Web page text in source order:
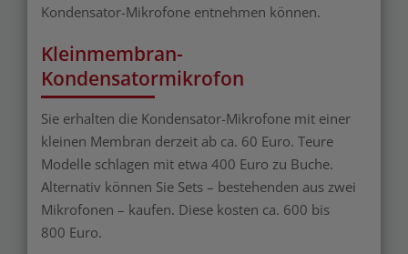
Kondensator-Mikrofone entnehmen können.
Kleinmembran-
Kondensatormikrofon
Sie erhalten die Kondensator-Mikrofone mit einer
kleinen Membran derzeit ab ca. 60 Euro. Teure
Modelle schlagen mit etwa 400 Euro zu Buche.
Alternativ können Sie Sets – bestehenden aus zwei
Mikrofonen – kaufen. Diese kosten ca. 600 bis
800 Euro.